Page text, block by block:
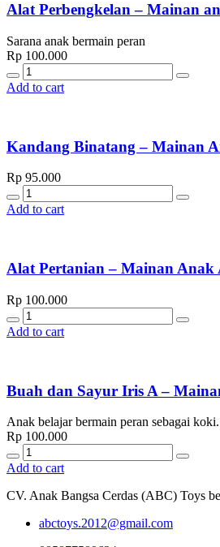
Alat Perbengkelan – Mainan
Sarana anak bermain peran
Rp 100.000
Quantity
Add to cart
Kandang Binatang – Mainan
Rp 95.000
Quantity
Add to cart
Alat Pertanian – Mainan
Rp 100.000
Quantity
Add to cart
Buah dan Sayur Iris A –
Anak belajar bermain peran sebagai koki.
Rp 100.000
Quantity
Add to cart
CV. Anak Bangsa Cerdas (ABC) Toys
abctoys.2012@gmail.com